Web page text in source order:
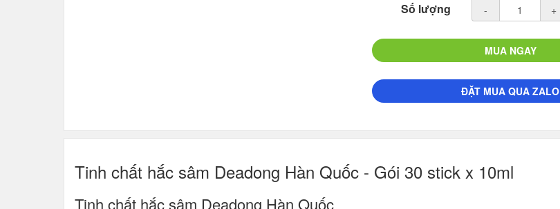
Số lượng - +
MUA NGAY
ĐẶT MUA QUA ZALO
Tinh chất hắc sâm Deadong Hàn Quốc - Gói 30 stick x 10ml
Tinh chất hắc sâm Deadong Hàn Quốc